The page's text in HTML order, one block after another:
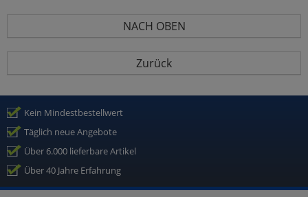
NACH OBEN
Zurück
Kein Mindestbestellwert
Täglich neue Angebote
Über 6.000 lieferbare Artikel
Über 40 Jahre Erfahrung